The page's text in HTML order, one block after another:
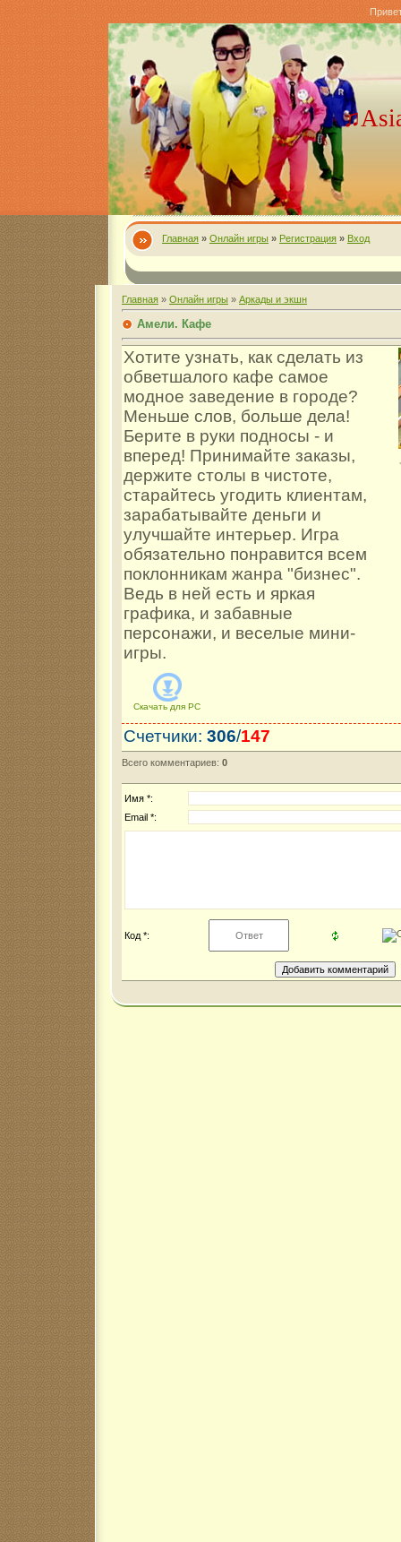
Главная » Онлайн игры » Регистрация » Вход
Главная » Онлайн игры » Аркады и экшн
Амели. Кафе
Хотите узнать, как сделать из
обветшалого кафе самое
модное заведение в городе?
Меньше слов, больше дела!
Берите в руки подносы - и
вперед! Принимайте заказы,
держите столы в чистоте,
старайтесь угодить клиентам,
зарабатывайте деньги и
улучшайте интерьер. Игра
обязательно понравится всем
поклонникам жанра "бизнес".
Ведь в ней есть и яркая
графика, и забавные
персонажи, и веселые мини-
игры.
Скачать для PC
Счетчики: 306/147
Всего комментариев: 0
Имя *:
Email *:
Код *: